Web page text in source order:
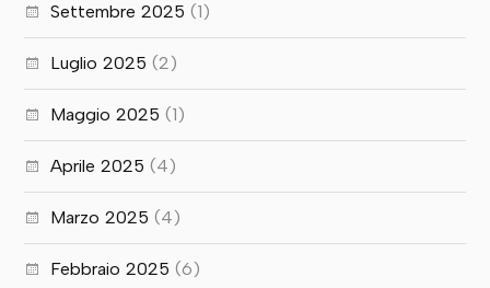
Settembre 2025 (1)
Luglio 2025 (2)
Maggio 2025 (1)
Aprile 2025 (4)
Marzo 2025 (4)
Febbraio 2025 (6)